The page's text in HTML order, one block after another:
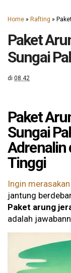
Home » Rafting »
Paket
Sungai
di 08.42
Paket
Sungai
Adrenalin
Tinggi
Ingin
jantung
Paket arung
adalah